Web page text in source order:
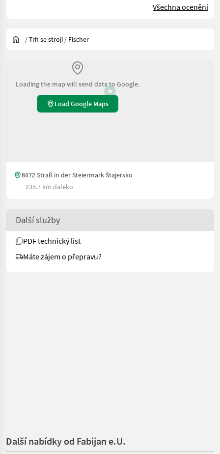
Všechna ocenění
/Trh se stroji / Fischer
Loading the map will send data to Google.
Load Google Maps
8472 Straß in der Steiermark Štajersko
235.7 km daleko
Další služby
PDF technický list
Máte zájem o přepravu?
Další nabídky od Fabijan e.U.